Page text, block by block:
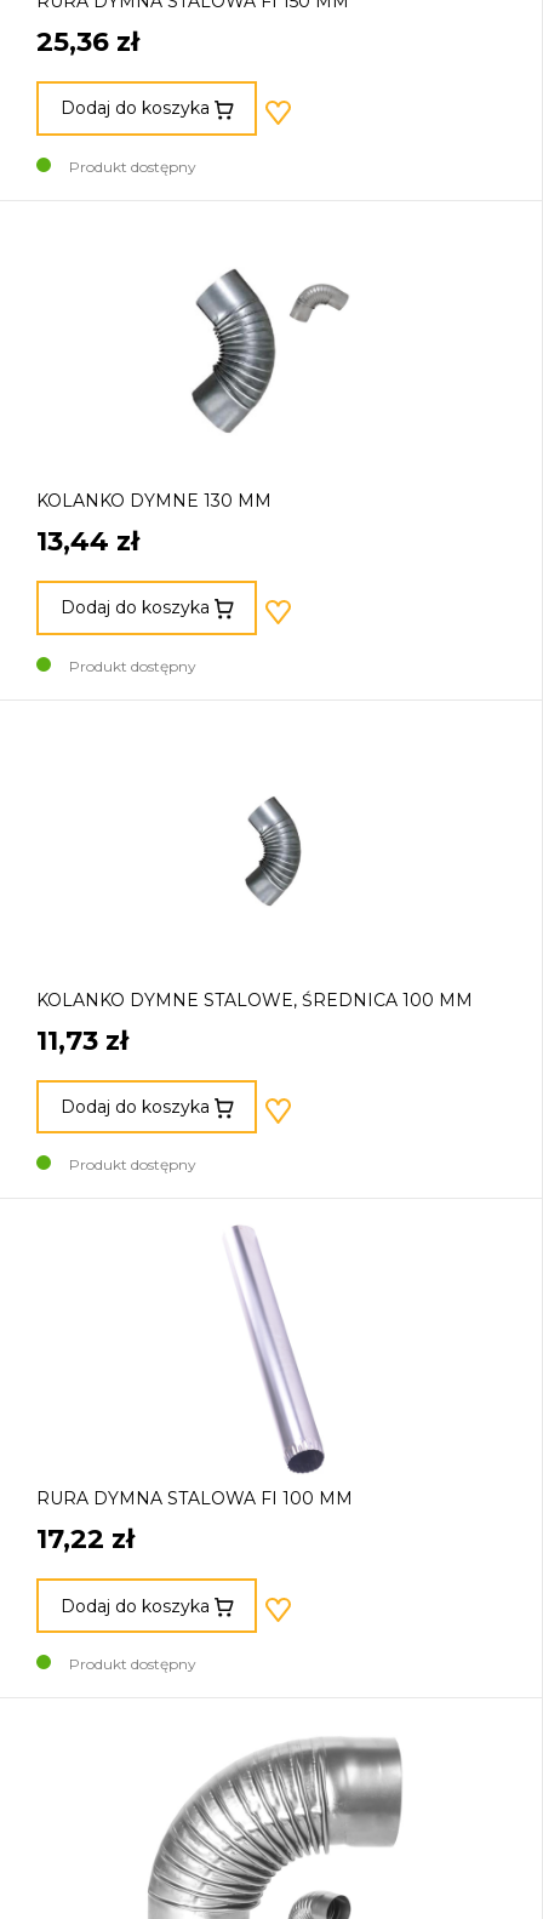
25,36 zł
Dodaj do koszyka
Produkt dostępny
KOLANKO DYMNE 130 MM
13,44 zł
Dodaj do koszyka
Produkt dostępny
KOLANKO DYMNE STALOWE, ŚREDNICA 100 MM
11,73 zł
Dodaj do koszyka
Produkt dostępny
RURA DYMNA STALOWA FI 100 MM
17,22 zł
Dodaj do koszyka
Produkt dostępny